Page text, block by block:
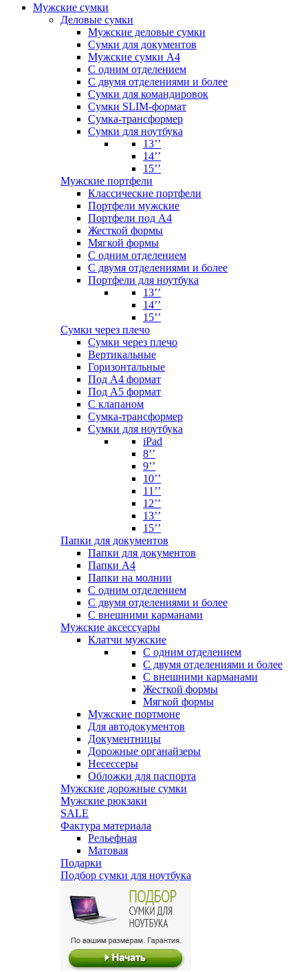
Мужские сумки
Деловые сумки
Мужские деловые сумки
Сумки для документов
Мужские сумки А4
С одним отделением
С двумя отделениями и более
Сумки для командировок
Сумки SLIM-формат
Сумка-трансформер
Сумки для ноутбука
13’’
14’’
15’’
Мужские портфели
Классические портфели
Портфели мужские
Портфели под А4
Жесткой формы
Мягкой формы
С одним отделением
С двумя отделениями и более
Портфели для ноутбука
13’’
14’’
15’’
Сумки через плечо
Сумки через плечо
Вертикальные
Горизонтальные
Под А4 формат
Под А5 формат
С клапаном
Сумка-трансформер
Сумки для ноутбука
iPad
8’’
9’’
10’’
11’’
12’’
13’’
15’’
Папки для документов
Папки для документов
Папки А4
Папки на молнии
С одним отделением
С двумя отделениями и более
С внешними карманами
Мужские аксессуары
Клатчи мужские
С одним отделением
С двумя отделениями и более
С внешними карманами
Жесткой формы
Мягкой формы
Мужские портмоне
Для автодокументов
Документницы
Дорожные органайзеры
Несессеры
Обложки для паспорта
Мужские дорожные сумки
Мужские рюкзаки
SALE
Фактура материала
Рельефная
Матовая
Подарки
Подбор сумки для ноутбука